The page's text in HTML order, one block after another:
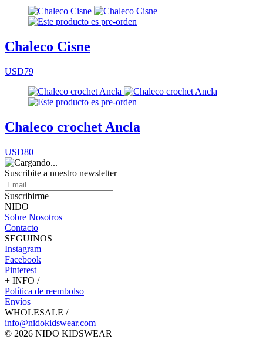
Chaleco Cisne
USD79
Chaleco crochet Ancla
USD80
Suscribite a nuestro newsletter
Suscribirme
NIDO
Sobre Nosotros
Contacto
SEGUINOS
Instagram
Facebook
Pinterest
+ INFO /
Política de reembolso
Envíos
WHOLESALE /
info@nidokidswear.com
© 2026 NIDO KIDSWEAR